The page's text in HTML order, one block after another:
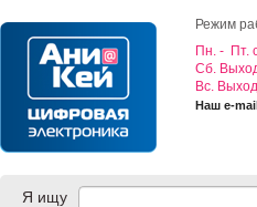
Режим
Пн. - Пт.
Cб.
Вс.
Наш e-
Я ищу